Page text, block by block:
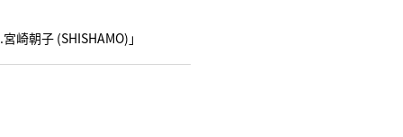
崎朝子 (SHISHAMO)」